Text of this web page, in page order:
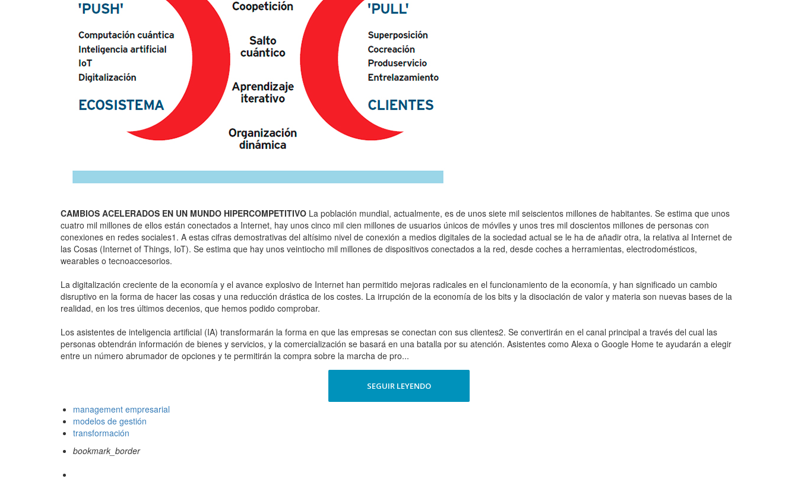
CAMBIOS ACELERADOS EN UN MUNDO HIPERCOMPETITIVO La población mundial, actualmente, es de unos siete mil seiscientos millones de habitantes. Se estima que unos
cuatro mil millones de ellos están conectados a Internet, hay unos cinco mil cien millones de usuarios únicos de móviles y unos tres mil doscientos millones de personas con
conexiones en redes sociales1. A estas cifras demostrativas del altísimo nivel de conexión a medios digitales de la sociedad actual se le ha de añadir otra, la relativa al Internet de
las Cosas (Internet of Things, IoT). Se estima que hay unos veintiocho mil millones de dispositivos conectados a la red, desde coches a herramientas, electrodomésticos,
wearables o tecnoaccesorios.
La digitalización creciente de la economía y el avance explosivo de Internet han permitido mejoras radicales en el funcionamiento de la economía, y han significado un cambio
disruptivo en la forma de hacer las cosas y una reducción drástica de los costes. La irrupción de la economía de los bits y la disociación de valor y materia son nuevas bases de la
realidad, en los tres últimos decenios, que hemos podido comprobar.
Los asistentes de inteligencia artificial (IA) transformarán la forma en que las empresas se conectan con sus clientes2. Se convertirán en el canal principal a través del cual las
personas obtendrán información de bienes y servicios, y la comercialización se basará en una batalla por su atención. Asistentes como Alexa o Google Home te ayudarán a elegir
entre un número abrumador de opciones y te permitirán la compra sobre la marcha de pro...
SEGUIR LEYENDO
management empresarial
modelos de gestión
transformación
bookmark_border